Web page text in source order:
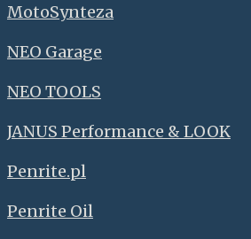
MotoSynteza
NEO Garage
NEO TOOLS
JANUS Performance & LOOK
Penrite.pl
Penrite Oil